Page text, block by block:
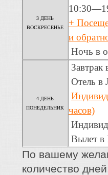
3 ДЕНЬ
ВОСКРЕСЕНЬЕ
+
и
Ночь в
4 ДЕНЬ
ПОНЕДЕЛЬНИК
Завтрак
Отель в
часов)
Вылет в
По вашему
количество